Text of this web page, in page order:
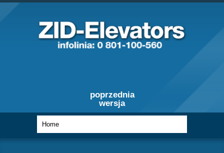
poprzednia
wersja